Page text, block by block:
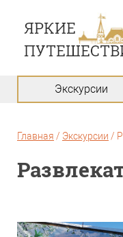
Экскурсии
Главная / Экскурсии /